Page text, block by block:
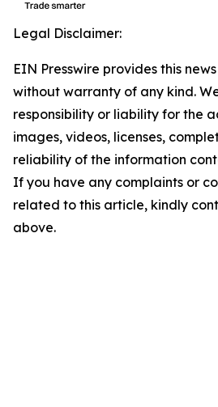
Legal Disclaimer:
EIN Presswire provides this
without warranty of any kind.
responsibility or liability for the
images, videos, licenses,
reliability of the information
If you have any complaints or
related to this article, kindly
above.